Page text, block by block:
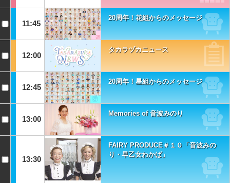
11:45
20周年！花組からのメッセージ
12:00
タカラヅカニュース
12:45
20周年！星組からのメッセージ
13:00
Memories of 音波みのり
13:30
FAIRY PRODUCE＃１０「音波みの
り・早乙女わかば」